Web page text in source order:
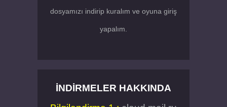
dosyamızı indirip kuralım ve oyuna giriş
yapalım.
İNDIRMELER HAKKINDA